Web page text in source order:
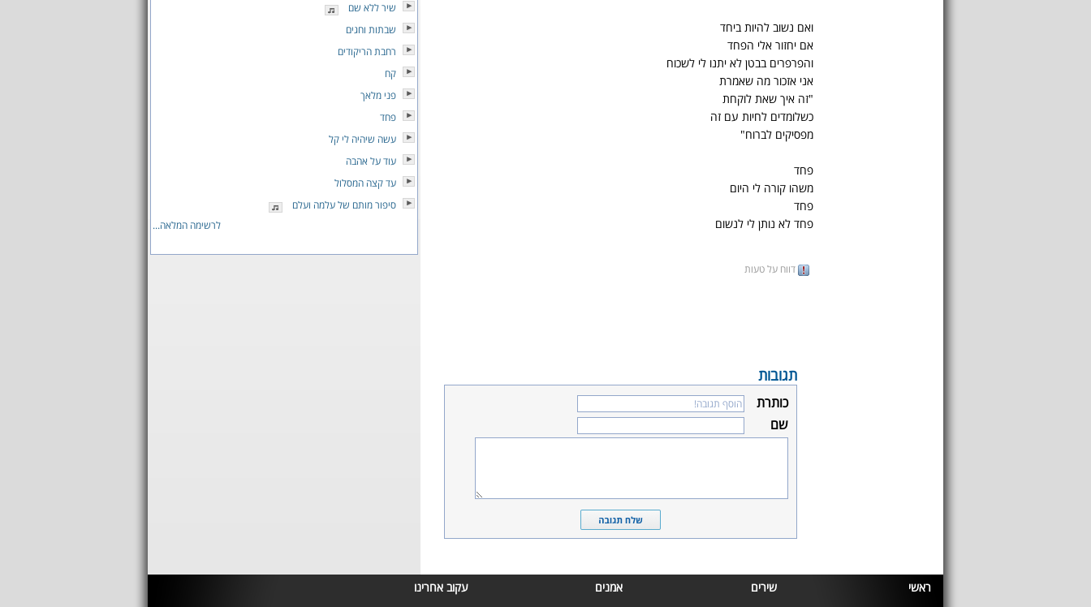
ואם נשוב להיות ביחד
אם יחזור אלי הפחד
והפרפרים בבטן לא יתנו לי לשכוח
אני אזכור מה שאמרת
"זה איך שאת לוקחת
כשלומדים לחיות עם זה
מפסיקים לברוח"
פחד
משהו קורה לי היום
פחד
פחד לא נותן לי לנשום
דווח על טעות
תגובות
כותרת
שם
שיר ללא שם
שבתות וחגים
רחבת הריקודים
קח
פני מלאך
פחד
עשה שיהיה לי קל
עוד על אהבה
עד קצה המסלול
סיפור מותם של עלמה ועלם
לרשימה המלאה...
ראשי שירים אמנים עקוב אחרינו